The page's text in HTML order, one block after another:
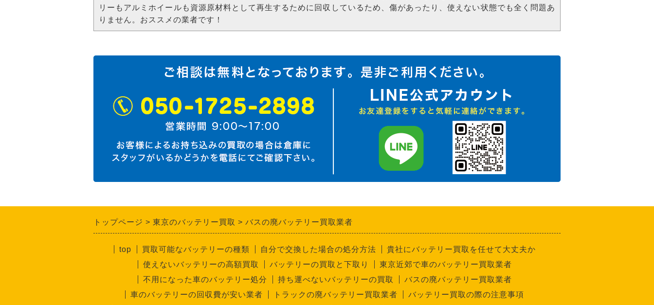
リーもアルミホイールも資源原材料として再生するために回収しているため、傷があったり、使えない状態でも全く問題あ
りません。おススメの業者です！
トップページ 東京のバッテリー買取 バスの廃バッテリー買取業者
top 買取可能なバッテリーの種類 自分で交換した場合の処分方法
貴社にバッテリー買取を任せて大丈夫か
使えないバッテリーの高額買取
バッテリーの買取と下取り
東京近郊で車のバッテリー買取業者
不用になった車のバッテリー処分
持ち運べないバッテリーの買取
バスの廃バッテリー買取業者
車のバッテリーの回収費が安い業者
トラックの廃バッテリー買取業者
バッテリー買取の際の注意事項